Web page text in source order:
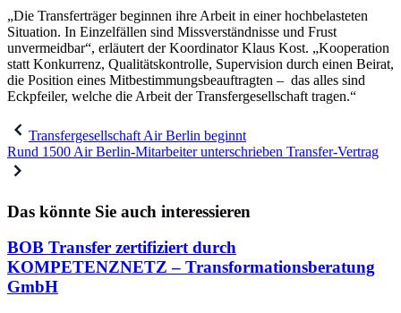
„Die Transferträger beginnen ihre Arbeit in einer hochbelasteten
Situation. In Einzelfällen sind Missverständnisse und Frust
unvermeidbar“, erläutert der Koordinator Klaus Kost. „Kooperation
statt Konkurrenz, Qualitätskontrolle, Supervision durch einen Beirat,
die Position eines Mitbestimmungsbeauftragten – das alles sind
Eckpfeiler, welche die Arbeit der Transfergesellschaft tragen.“
Beitragsnavigation
Transfergesellschaft Air Berlin beginnt
Rund 1500 Air Berlin-Mitarbeiter unterschrieben Transfer-Vertrag
Das könnte Sie auch interessieren
BOB Transfer zertifiziert durch
KOMPETENZNETZ – Transformationsberatung
GmbH